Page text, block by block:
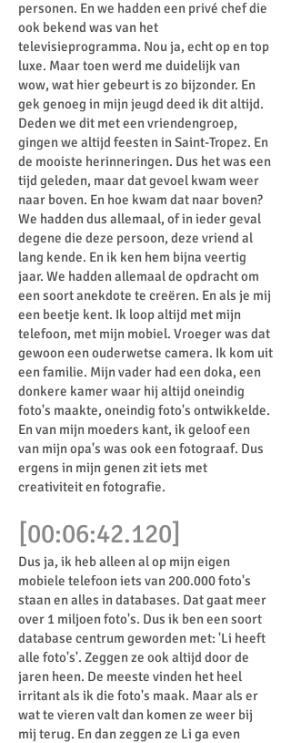
personen. En we hadden een privé chef die
ook bekend was van het
televisieprogramma. Nou ja, echt op en top
luxe. Maar toen werd me duidelijk van
wow, wat hier gebeurt is zo bijzonder. En
gek genoeg in mijn jeugd deed ik dit altijd.
Deden we dit met een vriendengroep,
gingen we altijd feesten in Saint-Tropez. En
de mooiste herinneringen. Dus het was een
tijd geleden, maar dat gevoel kwam weer
naar boven. En hoe kwam dat naar boven?
We hadden dus allemaal, of in ieder geval
degene die deze persoon, deze vriend al
lang kende. En ik ken hem bijna veertig
jaar. We hadden allemaal de opdracht om
een soort anekdote te creëren. En als je mij
een beetje kent. Ik loop altijd met mijn
telefoon, met mijn mobiel. Vroeger was dat
gewoon een ouderwetse camera. Ik kom uit
een familie. Mijn vader had een doka, een
donkere kamer waar hij altijd oneindig
foto's maakte, oneindig foto's ontwikkelde.
En van mijn moeders kant, ik geloof een
van mijn opa's was ook een fotograaf. Dus
ergens in mijn genen zit iets met
creativiteit en fotografie.
[00:06:42.120]
Dus ja, ik heb alleen al op mijn eigen
mobiele telefoon iets van 200.000 foto's
staan en alles in databases. Dat gaat meer
over 1 miljoen foto's. Dus ik ben een soort
database centrum geworden met: 'Li heeft
alle foto's'. Zeggen ze ook altijd door de
jaren heen. De meeste vinden het heel
irritant als ik die foto's maak. Maar als er
wat te vieren valt dan komen ze weer bij
mij terug. En dan zeggen ze Li ga even